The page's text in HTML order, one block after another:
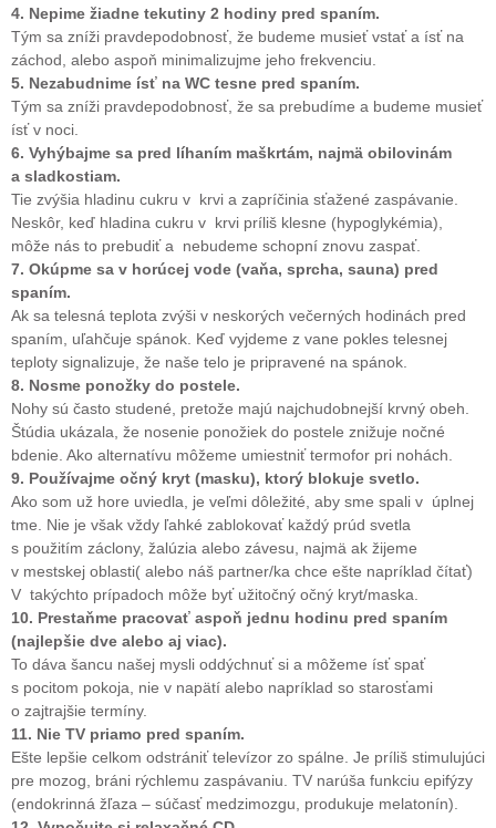
4. Nepime žiadne tekutiny 2 hodiny pred spaním.
Tým sa zníži pravdepodobnosť, že budeme musieť vstať a ísť na
záchod, alebo aspoň minimalizujme jeho frekvenciu.
5. Nezabudnime ísť na WC tesne pred spaním.
Tým sa zníži pravdepodobnosť, že sa prebudíme a budeme musieť
ísť v noci.
6. Vyhýbajme sa pred líhaním maškrtám, najmä obilovinám
a sladkostiam.
Tie zvýšia hladinu cukru v krvi a zapríčinia sťažené zaspávanie.
Neskôr, keď hladina cukru v krvi príliš klesne (hypoglykémia),
môže nás to prebudiť a nebudeme schopní znovu zaspať.
7. Okúpme sa v horúcej vode (vaňa, sprcha, sauna) pred
spaním.
Ak sa telesná teplota zvýši v neskorých večerných hodinách pred
spaním, uľahčuje spánok. Keď vyjdeme z vane pokles telesnej
teploty signalizuje, že naše telo je pripravené na spánok.
8. Nosme ponožky do postele.
Nohy sú často studené, pretože majú najchudobnejší krvný obeh.
Štúdia ukázala, že nosenie ponožiek do postele znižuje nočné
bdenie. Ako alternatívu môžeme umiestniť termofor pri nohách.
9. Používajme očný kryt (masku), ktorý blokuje svetlo.
Ako som už hore uviedla, je veľmi dôležité, aby sme spali v úplnej
tme. Nie je však vždy ľahké zablokovať každý prúd svetla
s použitím záclony, žalúzia alebo závesu, najmä ak žijeme
v mestskej oblasti( alebo náš partner/ka chce ešte napríklad čítať)
V takýchto prípadoch môže byť užitočný očný kryt/maska.
10. Prestaňme pracovať aspoň jednu hodinu pred spaním
(najlepšie dve alebo aj viac).
To dáva šancu našej mysli oddýchnuť si a môžeme ísť spať
s pocitom pokoja, nie v napätí alebo napríklad so starosťami
o zajtrajšie termíny.
11. Nie TV priamo pred spaním.
Ešte lepšie celkom odstrániť televízor zo spálne. Je príliš stimulujúci
pre mozog, bráni rýchlemu zaspávaniu. TV narúša funkciu epifýzy
(endokrinná žľaza – súčasť medzimozgu, produkuje melatonín).